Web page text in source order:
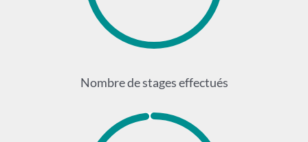
Nombre de stages effectués